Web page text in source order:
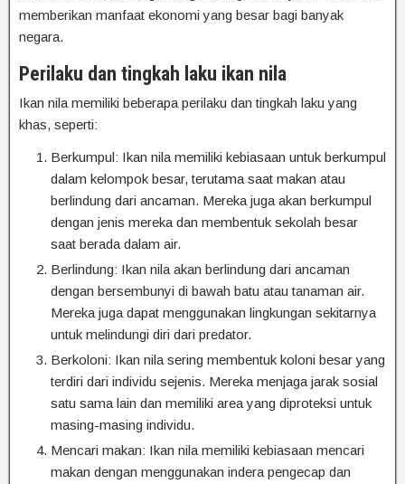
memberikan manfaat ekonomi yang besar bagi banyak
negara.
Perilaku dan tingkah laku ikan nila
Ikan nila memiliki beberapa perilaku dan tingkah laku yang
khas, seperti:
Berkumpul: Ikan nila memiliki kebiasaan untuk berkumpul
dalam kelompok besar, terutama saat makan atau
berlindung dari ancaman. Mereka juga akan berkumpul
dengan jenis mereka dan membentuk sekolah besar
saat berada dalam air.
Berlindung: Ikan nila akan berlindung dari ancaman
dengan bersembunyi di bawah batu atau tanaman air.
Mereka juga dapat menggunakan lingkungan sekitarnya
untuk melindungi diri dari predator.
Berkoloni: Ikan nila sering membentuk koloni besar yang
terdiri dari individu sejenis. Mereka menjaga jarak sosial
satu sama lain dan memiliki area yang diproteksi untuk
masing-masing individu.
Mencari makan: Ikan nila memiliki kebiasaan mencari
makan dengan menggunakan indera pengecap dan